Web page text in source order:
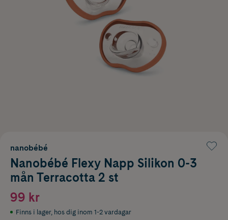
nanobébé
Nanobébé Flexy Napp Silikon 0-3
mån Terracotta 2 st
99 kr
Finns i lager, hos dig inom 1-2 vardagar